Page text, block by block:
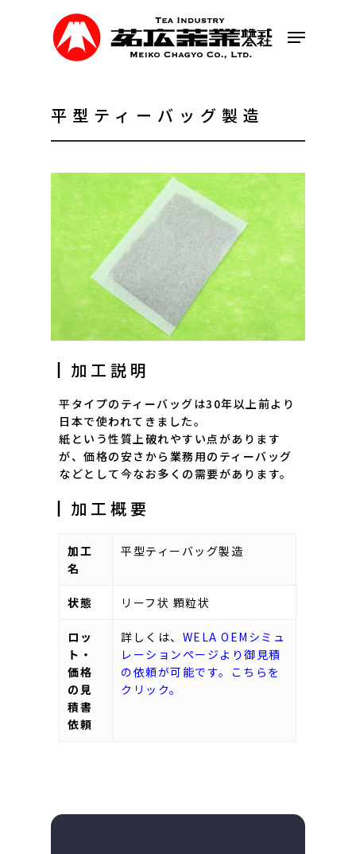
Menu
平型ティーバッグ製造
┃加工説明
平タイプのティーバッグは30年以上前より
日本で使われてきました。
紙という性質上破れやすい点があります
が、価格の安さから業務用のティーバッグ
などとして今なお多くの需要があります。
┃加工概要
加工
名
平型ティーバッグ製造
状態 リーフ状 顆粒状
ロッ
ト・
価格
の見
積書
依頼
詳しくは、 WELA OEMシミュ
レーションページより御見積
の依頼が可能です。こちらを
クリック。